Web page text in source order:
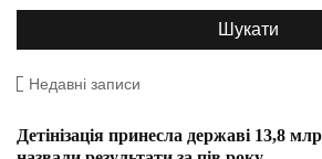
Недавні записи
Детінізація принесла державі 13,8